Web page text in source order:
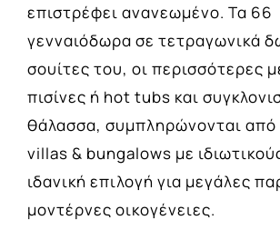
επιστρέφει ανανεωμένο. Τα 66
γενναιόδωρα σε τετραγωνικά
σουίτες του, οι περισσότερες
πισίνες ή hot tubs και
θάλασσα, συμπληρώνονται
villas & bungalows με
ιδανική επιλογή για μεγάλες
μοντέρνες οικογένειες.